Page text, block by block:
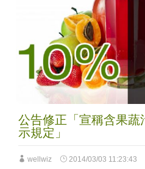
公告修正「宣稱含果蔬
示規定」
wellwiz 2014/03/03 11:23:43